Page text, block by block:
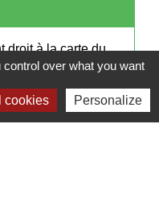
droit à la carte du
sejour en Franceopen_in_new
over what you want
cookies Personalize